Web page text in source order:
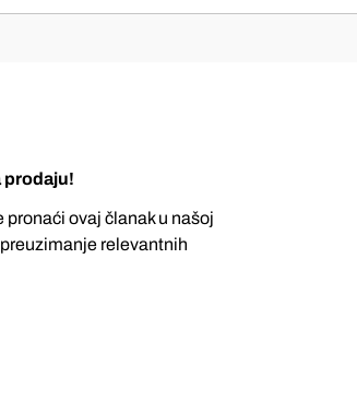
prodaju!
pronaći ovaj članak u našoj
relevantnih